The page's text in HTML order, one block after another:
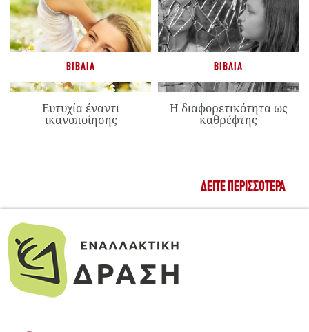
ΒΙΒΛΊΑ
Ευτυχία έναντι
ικανοποίησης
ΒΙΒΛΊΑ
Η διαφορετικότητα ως
καθρέφτης
ΔΕΊΤΕ ΠΕΡΙΣΣΌΤΕΡΑ